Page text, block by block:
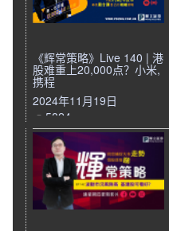
《辉常策略》Live 140 | 港
股难重上20,000点？小米,
携程
2024年11月19日
5824